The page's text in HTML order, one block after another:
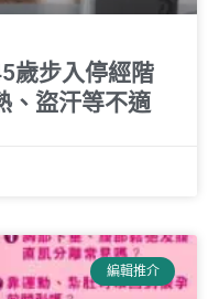
歲步入停經階
盜汗等不適
編輯推介